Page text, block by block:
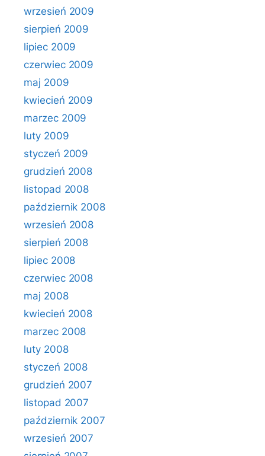
wrzesień 2009
sierpień 2009
lipiec 2009
czerwiec 2009
maj 2009
kwiecień 2009
marzec 2009
luty 2009
styczeń 2009
grudzień 2008
listopad 2008
październik 2008
wrzesień 2008
sierpień 2008
lipiec 2008
czerwiec 2008
maj 2008
kwiecień 2008
marzec 2008
luty 2008
styczeń 2008
grudzień 2007
listopad 2007
październik 2007
wrzesień 2007